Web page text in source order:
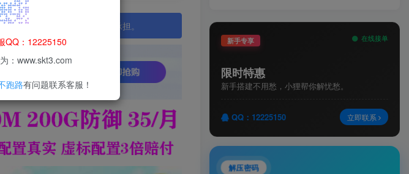
除，违规后果由使用者自行承担。
新手专享 在线接单
限时特惠
新手搭建不用愁，小狸帮你解忧愁。
QQ：12225150 立即联系
解压密码
QQ：12225150
：www.skt3.com
跑路有问题联系客服！